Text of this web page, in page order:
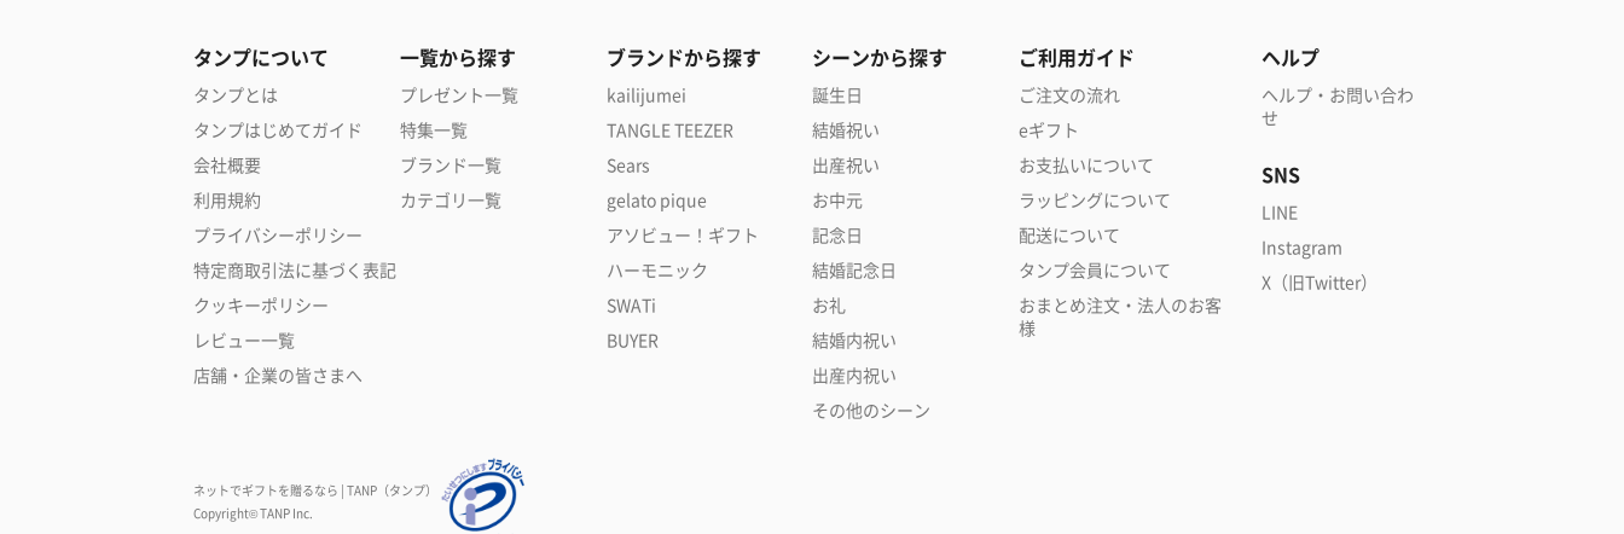
タンプについて
タンプとは
タンプはじめてガイド
会社概要
利用規約
プライバシーポリシー
特定商取引法に基づく表記
クッキーポリシー
レビュー一覧
店舗・企業の皆さまへ
一覧から探す
プレゼント一覧
特集一覧
ブランド一覧
カテゴリ一覧
ブランドから探す
kailijumei
TANGLE TEEZER
Sears
gelato pique
アソビュー！ギフト
ハーモニック
SWATi
BUYER
シーンから探す
誕生日
結婚祝い
出産祝い
お中元
記念日
結婚記念日
お礼
結婚内祝い
出産内祝い
その他のシーン
ご利用ガイド
ご注文の流れ
eギフト
お支払いについて
ラッピングについて
配送について
タンプ会員について
おまとめ注文・法人のお客
様
ヘルプ
ヘルプ・お問い合わ
せ
SNS
LINE
Instagram
X（旧Twitter）
ネットでギフトを贈るなら | TANP（タンプ）
Copyright© TANP Inc.